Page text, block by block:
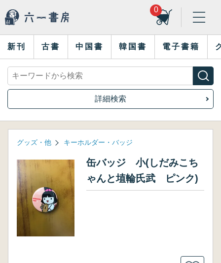
0
新刊 古書 中国書 韓国書 電子書籍
詳細検索
グッズ・他 キーホルダー・バッジ
缶バッジ 小(しだみこち
ゃんと埴輪氏武 ピンク)